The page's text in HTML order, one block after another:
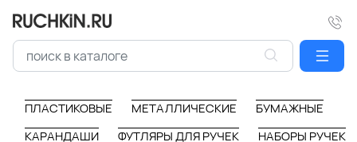
ПЛАСТИКОВЫЕ МЕТАЛЛИЧЕСКИЕ
БУМАЖНЫЕ
КАРАНДАШИ
ФУТЛЯРЫ ДЛЯ РУЧЕК НАБОРЫ РУЧЕК